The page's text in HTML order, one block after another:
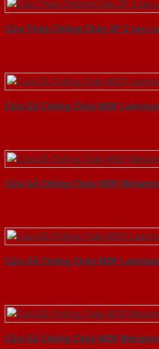
Cửa Thép Chống Cháy 2P 2 tay
Cửa Gỗ Chống Cháy MDF
Cửa Gỗ Chống Cháy MDF
Cửa Gỗ Chống Cháy MDF
Cửa Gỗ Chống Cháy MDF